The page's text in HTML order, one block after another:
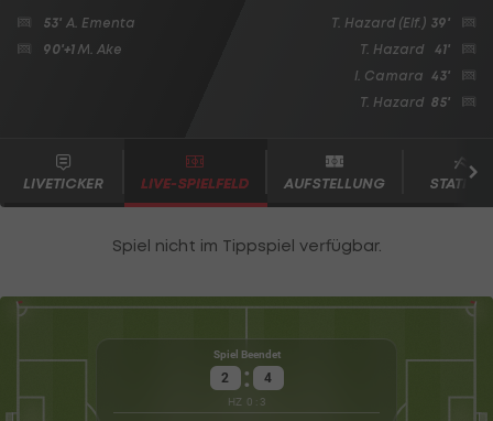
53' A. Ementa
90'+1 M. Ake
T. Hazard (Elf.) 39'
T. Hazard
41'
I. Camara 43'
T. Hazard 85'
LIVETICKER LIVE-SPIELFELD AUFSTELLUNG
Spiel Beendet
2 : 4
HZ 0 : 3